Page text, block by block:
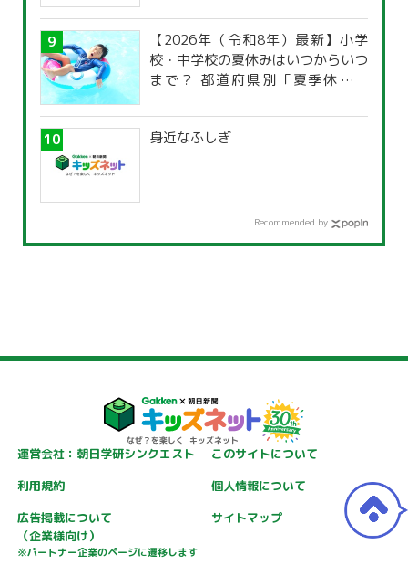
【2026年（令和8年）最新】小学
校・中学校の夏休みはいつからいつ
まで？ 都道府県別「夏季休暇一
身近なふしぎ
Recommended by
運営会社：朝日学研シンクエスト
このサイトについて
利用規約
個人情報について
広告掲載について
（企業様向け）
※パートナー企業のページに遷移します
サイトマップ